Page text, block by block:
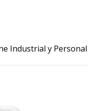
Industrial y Personal